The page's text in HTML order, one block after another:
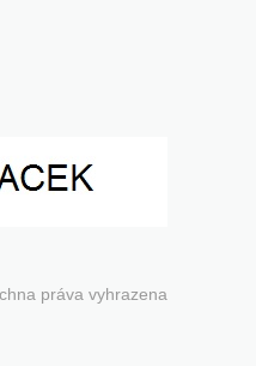
práva vyhrazena